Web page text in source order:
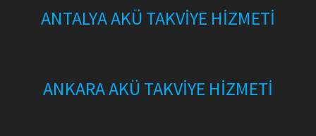
ANTALYA AKÜ TAKVİYE HİZMETİ
ANKARA AKÜ TAKVİYE HİZMETİ